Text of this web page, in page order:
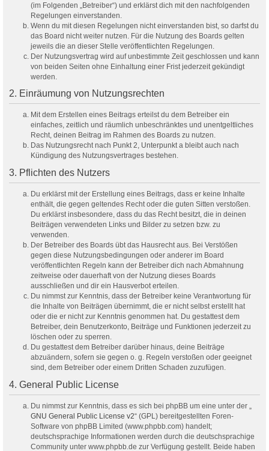
(im Folgenden „Betreiber“) und erklärst dich mit den nachfolgenden
Regelungen einverstanden.
Wenn du mit diesen Regelungen nicht einverstanden bist, so darfst du
das Board nicht weiter nutzen. Für die Nutzung des Boards gelten
jeweils die an dieser Stelle veröffentlichten Regelungen.
Der Nutzungsvertrag wird auf unbestimmte Zeit geschlossen und kann
von beiden Seiten ohne Einhaltung einer Frist jederzeit gekündigt
werden.
2. Einräumung von Nutzungsrechten
Mit dem Erstellen eines Beitrags erteilst du dem Betreiber ein
einfaches, zeitlich und räumlich unbeschränktes und unentgeltliches
Recht, deinen Beitrag im Rahmen des Boards zu nutzen.
Das Nutzungsrecht nach Punkt 2, Unterpunkt a bleibt auch nach
Kündigung des Nutzungsvertrages bestehen.
3. Pflichten des Nutzers
Du erklärst mit der Erstellung eines Beitrags, dass er keine Inhalte
enthält, die gegen geltendes Recht oder die guten Sitten verstoßen.
Du erklärst insbesondere, dass du das Recht besitzt, die in deinen
Beiträgen verwendeten Links und Bilder zu setzen bzw. zu
verwenden.
Der Betreiber des Boards übt das Hausrecht aus. Bei Verstößen
gegen diese Nutzungsbedingungen oder anderer im Board
veröffentlichten Regeln kann der Betreiber dich nach Abmahnung
zeitweise oder dauerhaft von der Nutzung dieses Boards
ausschließen und dir ein Hausverbot erteilen.
Du nimmst zur Kenntnis, dass der Betreiber keine Verantwortung für
die Inhalte von Beiträgen übernimmt, die er nicht selbst erstellt hat
oder die er nicht zur Kenntnis genommen hat. Du gestattest dem
Betreiber, dein Benutzerkonto, Beiträge und Funktionen jederzeit zu
löschen oder zu sperren.
Du gestattest dem Betreiber darüber hinaus, deine Beiträge
abzuändern, sofern sie gegen o. g. Regeln verstoßen oder geeignet
sind, dem Betreiber oder einem Dritten Schaden zuzufügen.
4. General Public License
Du nimmst zur Kenntnis, dass es sich bei phpBB um eine unter der „
GNU General Public License v2“ (GPL) bereitgestellten Foren-
Software von phpBB Limited (www.phpbb.com) handelt;
deutschsprachige Informationen werden durch die deutschsprachige
Community unter www.phpbb.de zur Verfügung gestellt. Beide haben